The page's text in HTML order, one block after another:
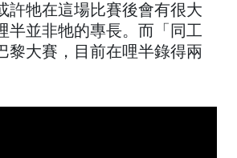
許牠在這場比賽後會有很大
半並非牠的專長。而「同工
黎大賽，目前在哩半錄得兩